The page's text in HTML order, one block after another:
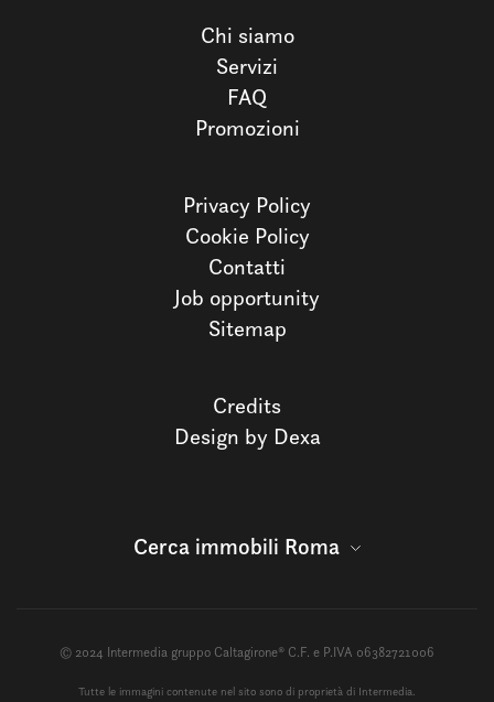
Chi siamo
Servizi
FAQ
Promozioni
Privacy Policy
Cookie Policy
Contatti
Job opportunity
Sitemap
Credits
Design by Dexa
Cerca immobili Roma
© 2024 Intermedia gruppo Caltagirone® C.F. e P.IVA 06382721006
Tutte le immagini contenute nel sito sono di proprietà di Intermedia.